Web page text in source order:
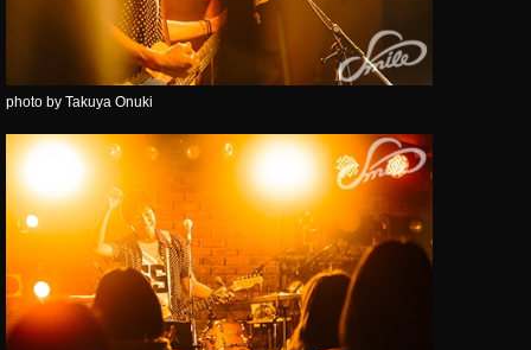
photo by Takuya Onuki